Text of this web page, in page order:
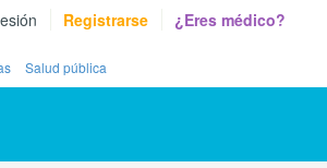
Registrarse ¿Eres médico?
Salud pública